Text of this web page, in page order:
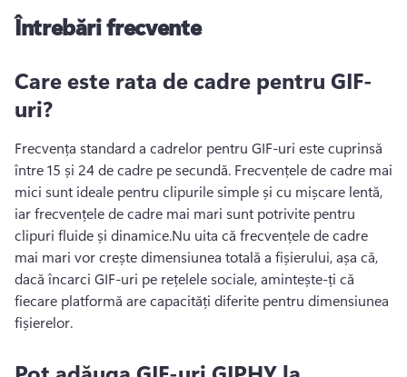
Întrebări frecvente
Care este rata de cadre pentru GIF-
uri?
Frecvența standard a cadrelor pentru GIF-uri este cuprinsă
între 15 și 24 de cadre pe secundă. Frecvențele de cadre mai
mici sunt ideale pentru clipurile simple și cu mișcare lentă,
iar frecvențele de cadre mai mari sunt potrivite pentru
clipuri fluide și dinamice.Nu uita că frecvențele de cadre
mai mari vor crește dimensiunea totală a fișierului, așa că,
dacă încarci GIF-uri pe rețelele sociale, amintește-ți că
fiecare platformă are capacități diferite pentru dimensiunea
fișierelor.